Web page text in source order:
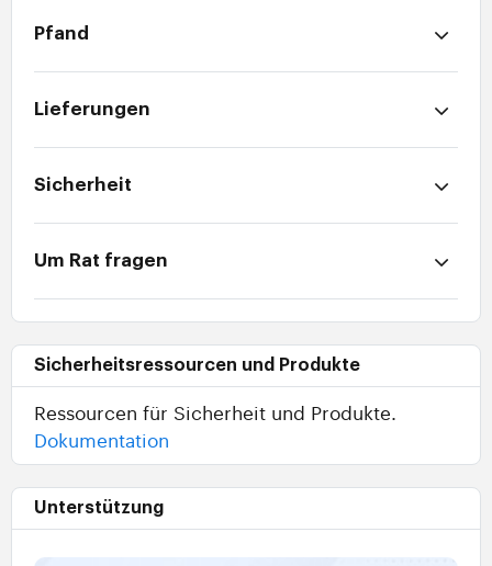
Pfand
Lieferungen
Sicherheit
Um Rat fragen
Sicherheitsressourcen und Produkte
Ressourcen für Sicherheit und Produkte.
Dokumentation
Unterstützung